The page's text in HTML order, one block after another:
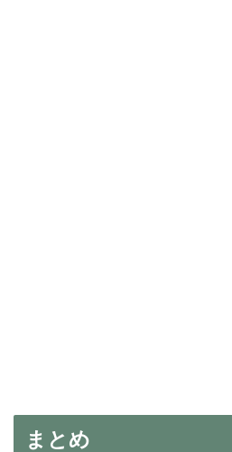
まとめ